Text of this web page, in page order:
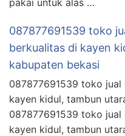
087877691539 toko
berkualitas di kayen
kabupaten bekasi
087877691539 toko
kayen kidul, tambun
087877691539 toko
kayen kidul, tambun